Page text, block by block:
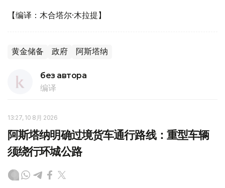
【编译：木合塔尔·木拉提】
黄金储备 政府 阿斯塔纳
без автора
编译
13:27, 10 8月 2026
阿斯塔纳明确过境货车通行路线：重型车辆
须绕行环城公路